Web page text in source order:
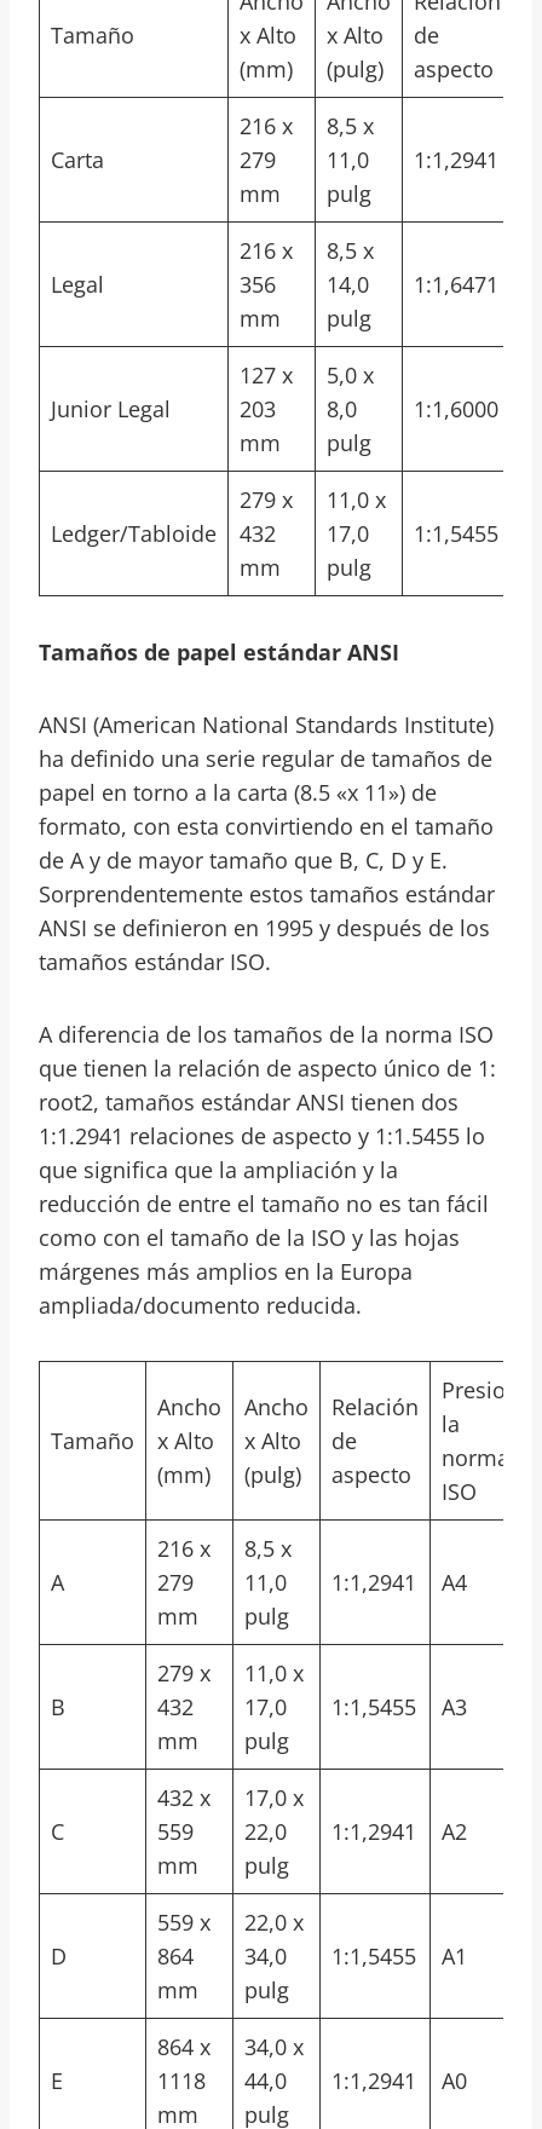
Tamaño
x Alto
(mm)
x Alto
(pulg)
de
aspecto
Carta
216 x
279
mm
8,5 x
11,0
pulg
1:1,2941
Legal
216 x
356
mm
8,5 x
14,0
pulg
1:1,6471
Junior Legal
127 x
203
mm
5,0 x
8,0
pulg
1:1,6000
Ledger/Tabloide
279 x
432
mm
11,0 x
17,0
pulg
1:1,5455
Tamaños de papel estándar ANSI
ANSI (American National Standards Institute)
ha definido una serie regular de tamaños de
papel en torno a la carta (8.5 «x 11») de
formato, con esta convirtiendo en el tamaño
de A y de mayor tamaño que B, C, D y E.
Sorprendentemente estos tamaños estándar
ANSI se definieron en 1995 y después de los
tamaños estándar ISO.
A diferencia de los tamaños de la norma ISO
que tienen la relación de aspecto único de 1:
root2, tamaños estándar ANSI tienen dos
1:1.2941 relaciones de aspecto y 1:1.5455 lo
que significa que la ampliación y la
reducción de entre el tamaño no es tan fácil
como con el tamaño de la ISO y las hojas
márgenes más amplios en la Europa
ampliada/documento reducida.
Tamaño
Ancho
x Alto
(mm)
Ancho
x Alto
(pulg)
Relación
de
aspecto
Presiona
la
norma
ISO
A
216 x
279
mm
8,5 x
11,0
pulg
1:1,2941 A4
B
279 x
432
mm
11,0 x
17,0
pulg
1:1,5455 A3
C
432 x
559
mm
17,0 x
22,0
pulg
1:1,2941 A2
D
559 x
864
mm
22,0 x
34,0
pulg
1:1,5455 A1
E
864 x
1118
mm
34,0 x
44,0
pulg
1:1,2941 A0